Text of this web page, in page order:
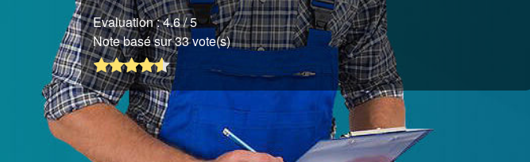
Evaluation :4.6/ 5
Note basé sur 33 vote(s)